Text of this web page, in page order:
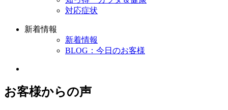
対応症状
新着情報
新着情報
BLOG：今日のお客様
お客様からの声